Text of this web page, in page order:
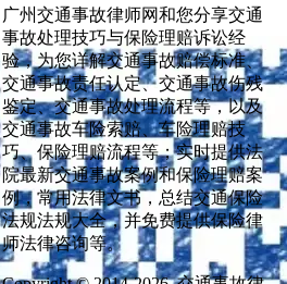
广州交通事故律师网和您分享交通
事故处理技巧与保险理赔诉讼经
验，为您详解交通事故赔偿标准、
交通事故责任认定、交通事故伤残
鉴定、交通事故处理流程等，以及
交通事故车险索赔、车险理赔技
巧、保险理赔流程等；实时提供法
院最新交通事故案例和保险理赔案
例，常用法律文书，总结交通保险
法规法规大全，并免费提供保险律
师法律咨询等。